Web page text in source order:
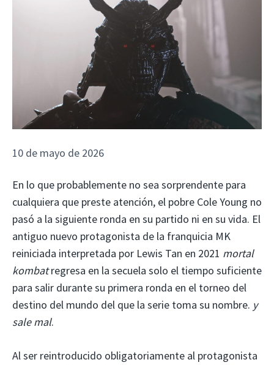
10 de mayo de 2026
En lo que probablemente no sea sorprendente para
cualquiera que preste atención, el pobre Cole Young no
pasó a la siguiente ronda en su partido ni en su vida. El
antiguo nuevo protagonista de la franquicia MK
reiniciada interpretada por Lewis Tan en 2021 mortal
kombatregresa en la secuela solo el tiempo suficiente
para salir durante su primera ronda en el torneo del
destino del mundo del que la serie toma su nombre. y
sale mal.
Al ser reintroducido obligatoriamente al protagonista